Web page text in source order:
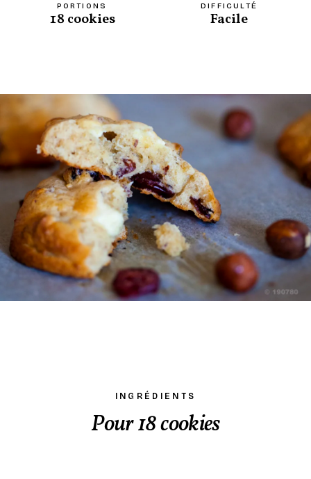
PORTIONS
18 cookies
DIFFICULTÉ
Facile
INGRÉDIENTS
Pour 18 cookies